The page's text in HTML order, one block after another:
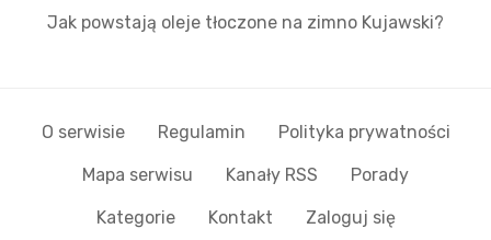
Jak powstają oleje tłoczone na zimno Kujawski?
O serwisie Regulamin Polityka prywatności
Mapa serwisu Kanały RSS Porady
Kategorie Kontakt Zaloguj się